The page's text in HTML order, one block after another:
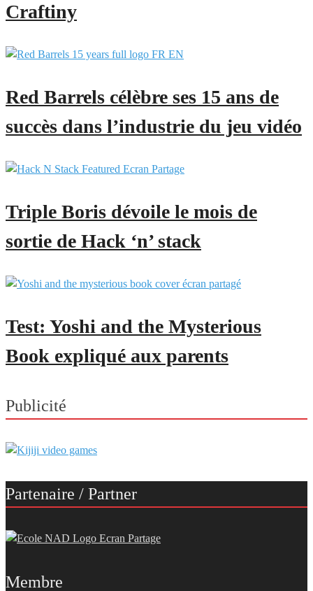
Craftiny
Red Barrels célèbre ses 15 ans de
succès dans l’industrie du jeu vidéo
Triple Boris dévoile le mois de
sortie de Hack ‘n’ stack
Test: Yoshi and the Mysterious
Book expliqué aux parents
Publicité
Partenaire / Partner
Membre